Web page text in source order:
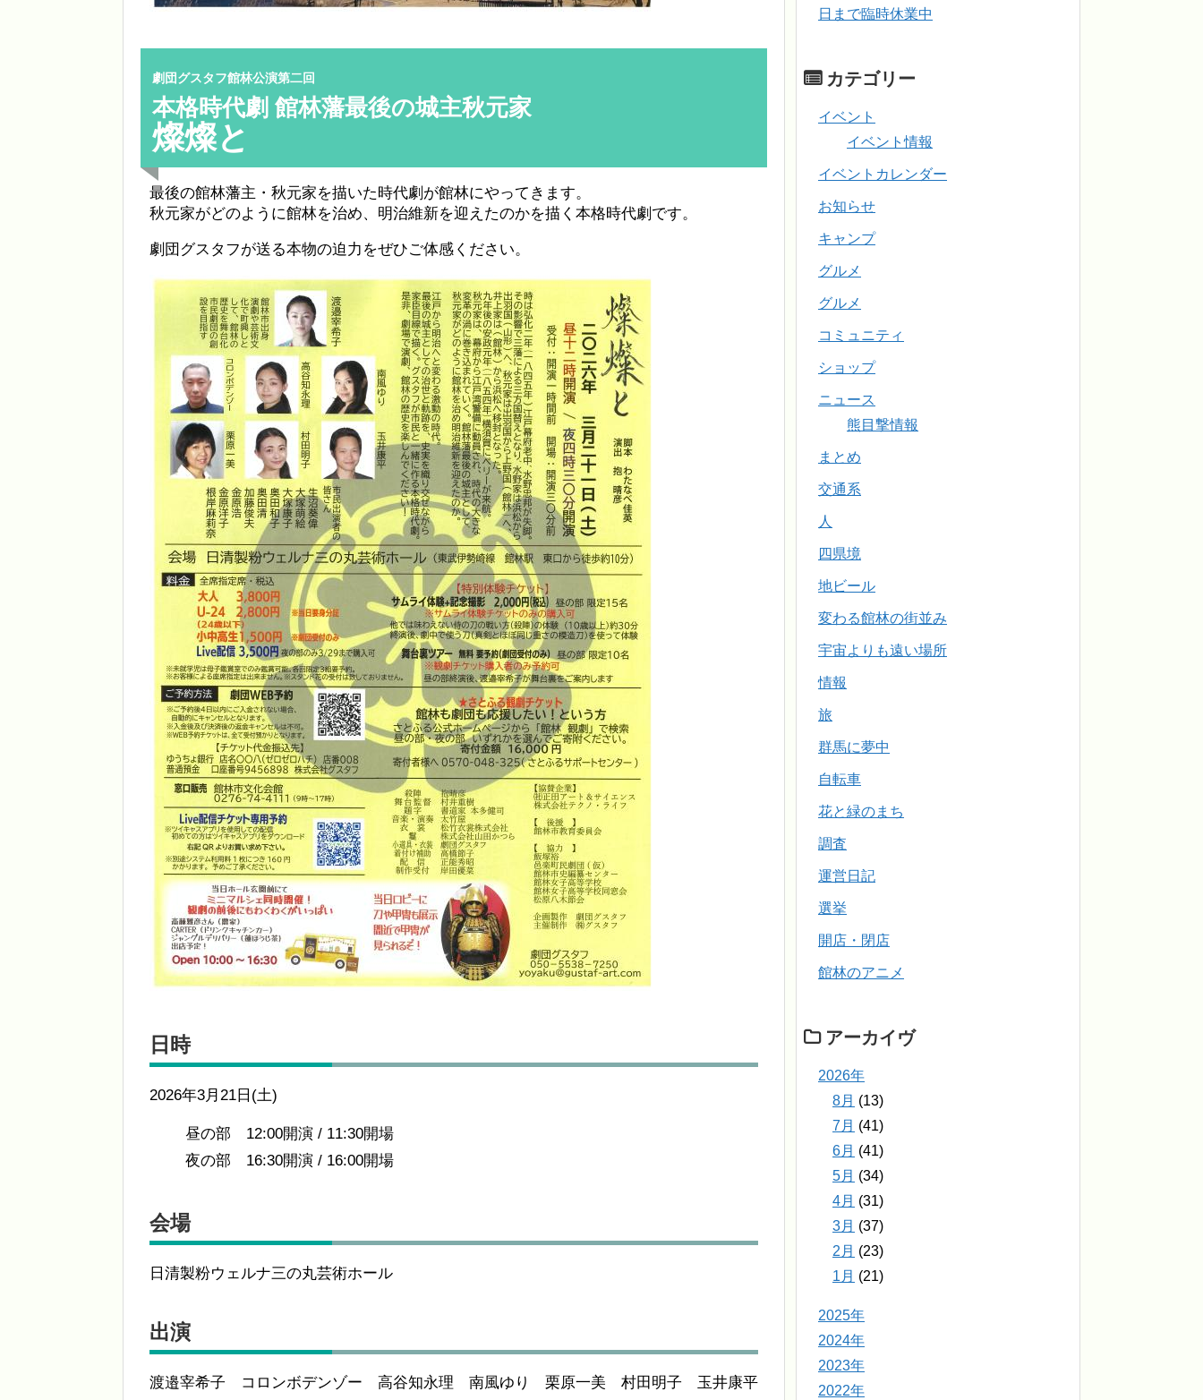
劇団グスタフ館林公演第二回
本格時代劇 館林藩最後の城主秋元家
燦燦と
最後の館林藩主・秋元家を描いた時代劇が館林にやってきます。
秋元家がどのように館林を治め、明治維新を迎えたのかを描く本格時代劇です。
劇団グスタフが送る本物の迫力をぜひご体感ください。
日時
2026年3月21日(土)
昼の部 12:00開演 / 11:30開場
夜の部 16:30開演 / 16:00開場
会場
日清製粉ウェルナ三の丸芸術ホール
出演
渡邉宰希子 コロンボデンゾー 高谷知永理 南風ゆり 栗原一美 村田明子 玉井康平
日まで臨時休業中
カテゴリー
イベント
イベント情報
イベントカレンダー
お知らせ
キャンプ
グルメ
グルメ
コミュニティ
ショップ
ニュース
熊目撃情報
まとめ
交通系
人
四県境
地ビール
変わる館林の街並み
宇宙よりも遠い場所
情報
旅
群馬に夢中
自転車
花と緑のまち
調査
運営日記
選挙
開店・閉店
館林のアニメ
アーカイヴ
2026年
8月 (13)
7月 (41)
6月 (41)
5月 (34)
4月 (31)
3月 (37)
2月 (23)
1月 (21)
2025年
2024年
2023年
2022年